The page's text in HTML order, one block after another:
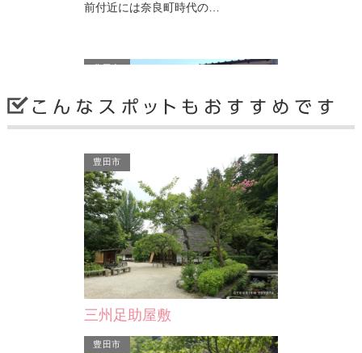
奈良町時代の…
きさ、太さとも約１メー…
稲橋銀行足助支店として建
物で、昭和５７年に閉館と
は資料館とし…
豊田市
慶安寺
境内に当地方ではめずらしい、立派な
弥勒菩薩の石像があります。 また門
前付近には奈良町時代の…
豊田市
豊田市
三州足助屋敷
豊田市